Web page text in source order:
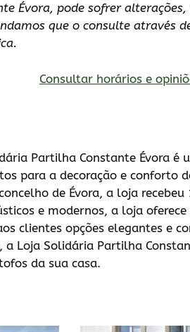
Évora, pode sofrer alterações,
que o consulte através
Consultar horários e
Partilha Constante Évora é
para a decoração e conforto
de Évora, a loja
e modernos, a loja
clientes opções elegantes e
Loja Solidária Partilha
da sua casa.